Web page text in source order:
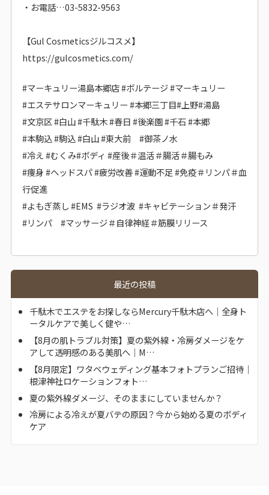
・お電話…03-5832-9563
【Gul Cosmeticsジルコスメ】
https://gulcosmetics.com/
#マーキュリー湯島本郷店 #ボルテージ #マーキュリー
#エステサロンマーキュリー #本郷三丁目#上野#湯島
#文京区 #白山 #千駄木 #春日 #後楽園 #千石 #本郷
#本駒込 #駒込 #白山 #東大前 #御茶ノ水
#冷え #むくみ#ボディ #産後＃温活＃腸活＃腸もみ
#痩身 #ヘッドスパ #疲労改善 #運動不足 #免疫＃リンパ＃血
行促進
#よもぎ蒸し #EMS #ラジオ波 #キャビテーション＃発汗
#リンパ #マッサージ＃自律神経＃筋膜リリース
最近の投稿
千駄木でエステをお探しならMercury千駄木店へ｜全身ト
ータルケアで美しく健や…
【8月の肌トラブル対策】夏の紫外線・冷房ダメージをケ
アして透明感のある美肌へ｜M…
【8月限定】ワタベウェディング基本フォトプランご招待｜
根津神社ロケーションフォト…
夏の紫外線ダメージ、そのままにしていませんか？
冷房による冷えが夏バテの原因？今から始める夏のボディ
ケア